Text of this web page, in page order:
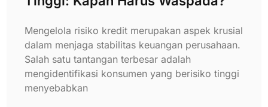
Mengelola risiko kredit merupakan aspek krusial
dalam menjaga stabilitas keuangan perusahaan.
Salah satu tantangan terbesar adalah
mengidentifikasi konsumen yang berisiko tinggi
menyebabkan